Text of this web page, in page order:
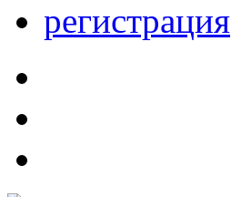
регистрация